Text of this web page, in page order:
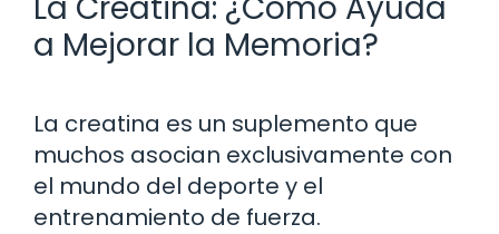
a Mejorar la Memoria?
La creatina es un suplemento que
muchos asocian exclusivamente con
el mundo del deporte y el
entrenamiento de fuerza.